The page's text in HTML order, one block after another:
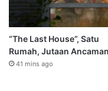
“The Last House”, Satu
Rumah, Jutaan Ancaman
41 mins ago